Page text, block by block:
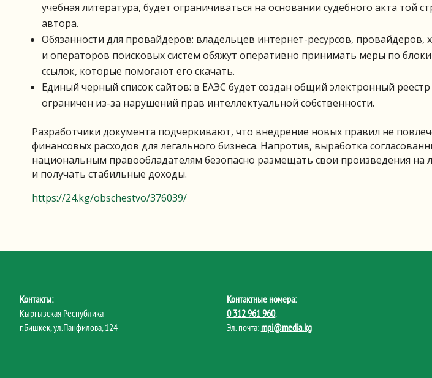
учебная литература, будет ограничиваться на основании судебного акта той
автора.
Обязанности для провайдеров: владельцев интернет-ресурсов, провайдеров,
и операторов поисковых систем обяжут оперативно принимать меры по
ссылок, которые помогают его скачать.
Единый черный список сайтов: в ЕАЭС будет создан общий электронный
ограничен из-за нарушений прав интеллектуальной собственности.
Разработчики документа подчеркивают, что внедрение новых правил не
финансовых расходов для легального бизнеса. Напротив, выработка
национальным правообладателям безопасно размещать свои произведения на
и получать стабильные доходы.
https://24.kg/obschestvo/376039/
Контакты:
Кыргызская Республика
г.Бишкек, ул.Панфилова, 124
Контактные номера:
0 312 961 960,
Эл. почта: mpi@media.kg